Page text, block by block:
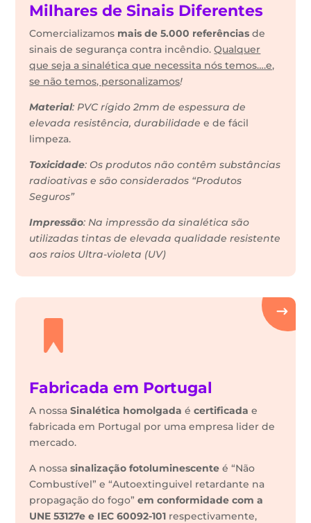
Milhares de Sinais Diferentes
Comercializamos mais de 5.000 referências de
sinais de segurança contra incêndio.Qualquer
que seja a sinalética que necessita nós temos….e,
se não temos, personalizamos!
Material: PVC rígido 2mm de espessura de
elevada resistência, durabilidadee de fácil
limpeza.
Toxicidade: Os produtos não contêm substâncias
radioativas e são considerados “Produtos
Seguros”
Impressão: Na impressão da sinalética são
utilizadas tintas de elevada qualidade resistente
aos raios Ultra-violeta (UV)
Fabricada em Portugal
A nossaSinalética homolgada écertificada e
fabricada em Portugal por uma empresa lider de
mercado.
A nossasinalização fotoluminescente é “Não
Combustível” e “Autoextinguivel retardante na
propagação do fogo”em conformidade com a
UNE 53127e e IEC 60092-101 respectivamente,